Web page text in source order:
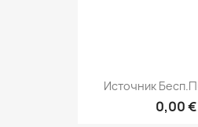
Источник
0,00 €